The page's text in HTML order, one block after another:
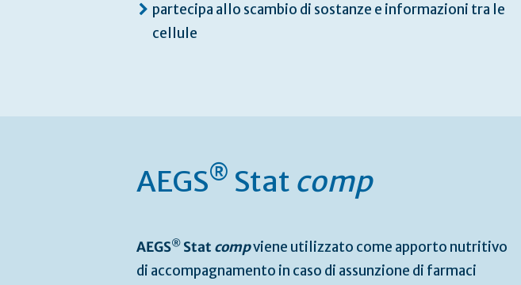
partecipa allo scambio di sostanze e informazioni tra le
cellule
AEGS® Stat comp
AEGS® Stat compviene utilizzato come apporto nutritivo
di accompagnamento in caso di assunzione di farmaci